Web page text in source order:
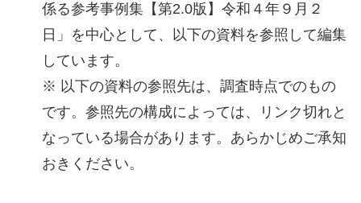
係る参考事例集【第2.0版】令和４年９月２
日」を中心として、以下の資料を参照して編集
しています。
※ 以下の資料の参照先は、調査時点でのもの
です。参照先の構成によっては、リンク切れと
なっている場合があります。あらかじめご承知
おきください。